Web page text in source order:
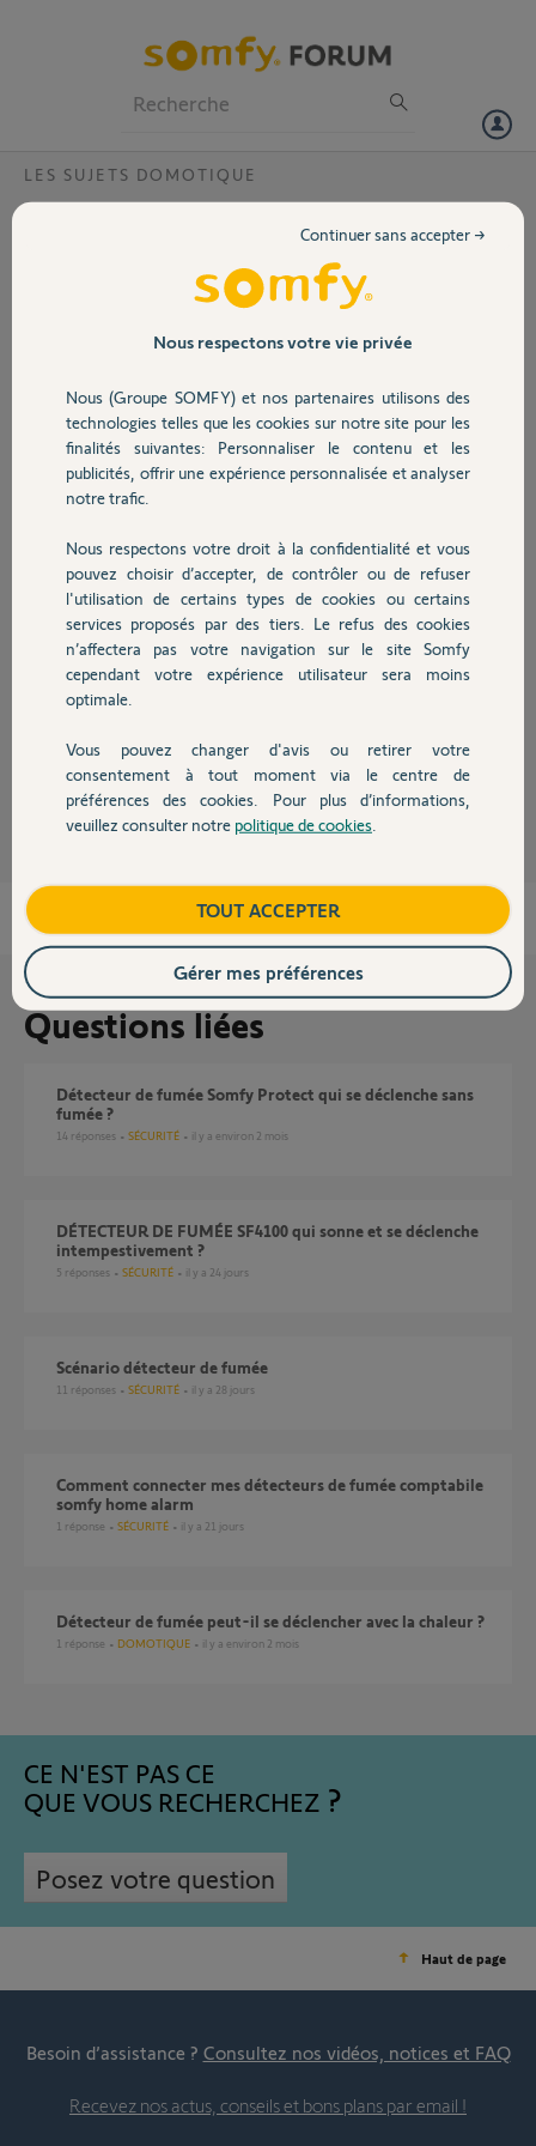
Volet
Sécurité
Domotique
Chauffage
Autres produits
Devis avec un pro
Contact
LES SUJETS DOMOTIQUE
Disponibilité detecteur fumée
Pourquoi le détecteur de fumée 1811483 (compatible Tahoma switch)
sylvain F.
il y a plus de 4 ans
Participer au fil de discussion
Réponses
Bonjour
C'est un produit IO. Vous pouvez encore le trouver un peu partout !
Jean-Luc B. il y a plus de 4 ans
Questions liées
Détecteur de fumée Somfy Protect qui se déclenche sans
fumée ?
14 réponses SÉCURITÉ il y a environ 2 mois
DÉTECTEUR DE FUMÉE SF4100 qui sonne et se déclenche
intempestivement ?
5 réponses SÉCURITÉ il y a 24 jours
scénario détecteur de fumée
11 réponses SÉCURITÉ il y a 28 jours
comment connecter mes détecteurs de fumée comptabile
somfy home alarm
1 réponse SÉCURITÉ il y a 21 jours
Détecteur de fumée peut-il se déclencher avec la chaleur ?
1 réponse DOMOTIQUE il y a environ 2 mois
CE N'EST PAS CE
QUE VOUS RECHERCHEZ
Posez votre question
Haut de page
Besoin d’assistance ? Consultez nos vidéos, notices et FAQ
Recevez nos actus, conseils et bons plans par email !
Nous respectons votre vie privée
Nous (Groupe SOMFY) et nos partenaires utilisons des
technologies telles que les cookies sur notre site pour les
finalités suivantes: Personnaliser le contenu et les
publicités, offrir une expérience personnalisée et analyser
notre trafic.
Nous respectons votre droit à la confidentialité et vous
pouvez choisir d’accepter, de contrôler ou de refuser
l'utilisation de certains types de cookies ou certains
services proposés par des tiers. Le refus des cookies
n’affectera pas votre navigation sur le site Somfy
cependant votre expérience utilisateur sera moins
optimale.
Vous pouvez changer d'avis ou retirer votre
consentement à tout moment via le centre de
préférences des cookies. Pour plus d’informations,
veuillez consulter notre politique de cookies
Continuer sans accepter →
TOUT ACCEPTER
Gérer mes préférences